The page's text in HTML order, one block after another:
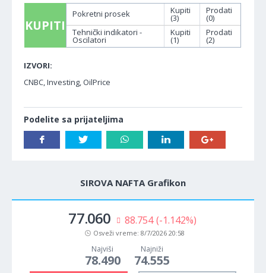
KUPITI
Pokretni prosek Kupiti
(3)
Prodati
(0)
Tehnički indikatori -
Oscilatori
Kupiti
(1)
Prodati
(2)
IZVORI:
CNBC, Investing, OilPrice
Podelite sa prijateljima
SIROVA NAFTA Grafikon
77.060 88.754 (-1.142%)
Osveži vreme: 8/7/2026 20:58
Najviši
78.490
Najniži
74.555